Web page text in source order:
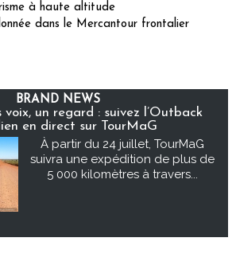
à haute altitude
dans le Mercantour frontalier
BRAND NEWS
voix, un regard : suivez l’Outback
en direct sur TourMaG
À partir du 24 juillet, TourMaG
suivra une expédition de plus de
5 000 kilomètres à travers...